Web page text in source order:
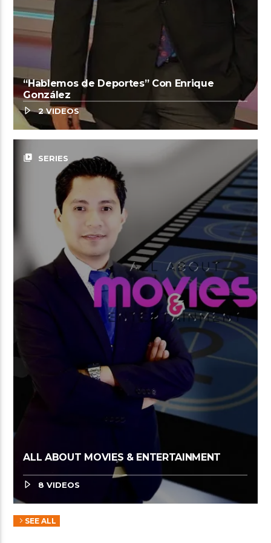
“Hablemos de Deportes” Con Enrique
González
2 VIDEOS
video_library SERIES
ALL ABOUT MOVIES & ENTERTAINMENT
8 VIDEOS
SEE ALL